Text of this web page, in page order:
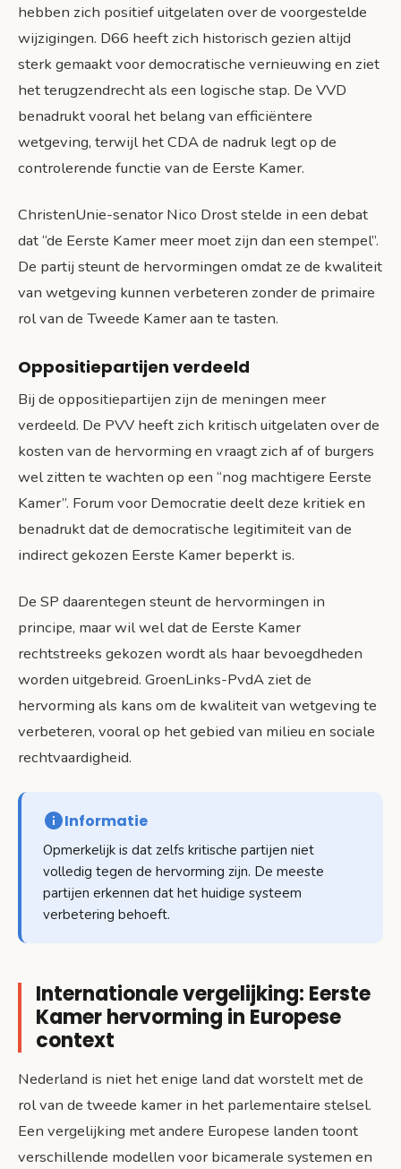
hebben zich positief uitgelaten over de voorgestelde
wijzigingen. D66 heeft zich historisch gezien altijd
sterk gemaakt voor democratische vernieuwing en ziet
het terugzendrecht als een logische stap. De VVD
benadrukt vooral het belang van efficiëntere
wetgeving, terwijl het CDA de nadruk legt op de
controlerende functie van de Eerste Kamer.
ChristenUnie-senator Nico Drost stelde in een debat
dat “de Eerste Kamer meer moet zijn dan een stempel”.
De partij steunt de hervormingen omdat ze de kwaliteit
van wetgeving kunnen verbeteren zonder de primaire
rol van de Tweede Kamer aan te tasten.
Oppositiepartijen verdeeld
Bij de oppositiepartijen zijn de meningen meer
verdeeld. De PVV heeft zich kritisch uitgelaten over de
kosten van de hervorming en vraagt zich af of burgers
wel zitten te wachten op een “nog machtigere Eerste
Kamer”. Forum voor Democratie deelt deze kritiek en
benadrukt dat de democratische legitimiteit van de
indirect gekozen Eerste Kamer beperkt is.
De SP daarentegen steunt de hervormingen in
principe, maar wil wel dat de Eerste Kamer
rechtstreeks gekozen wordt als haar bevoegdheden
worden uitgebreid. GroenLinks-PvdA ziet de
hervorming als kans om de kwaliteit van wetgeving te
verbeteren, vooral op het gebied van milieu en sociale
rechtvaardigheid.
Informatie
Opmerkelijk is dat zelfs kritische partijen niet
volledig tegen de hervorming zijn. De meeste
partijen erkennen dat het huidige systeem
verbetering behoeft.
Internationale vergelijking: Eerste
Kamer hervorming in Europese
context
Nederland is niet het enige land dat worstelt met de
rol van de tweede kamer in het parlementaire stelsel.
Een vergelijking met andere Europese landen toont
verschillende modellen voor bicamerale systemen en